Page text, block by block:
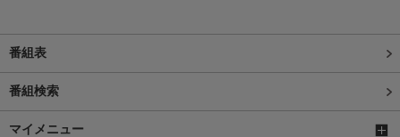
番組表
番組検索
マイメニュー